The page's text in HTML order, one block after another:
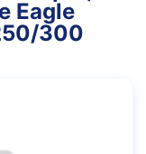
Eagle
300